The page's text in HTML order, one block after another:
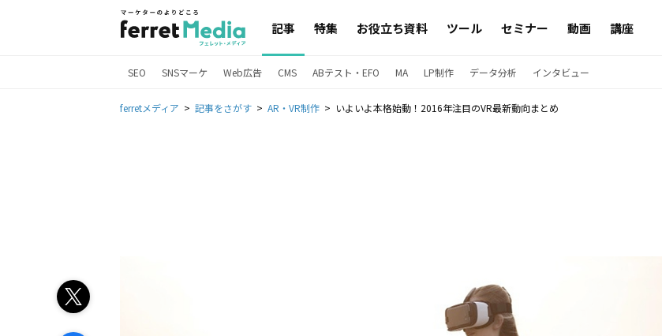
記事 特集 お役立ち資料 ツール セミナー 動画 講座
SEO SNSマーケ Web広告 CMS ABテスト・EFO MA LP制作 データ分析 インタビュー
ferretメディア 記事をさがす AR・VR制作 いよいよ本格始動！2016年注目のVR最新動向まとめ